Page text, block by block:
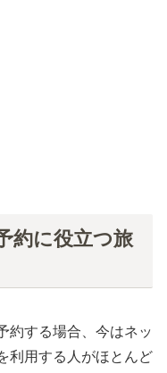
約に役立つ旅
約する場合、今はネッ
利用する人がほとんど